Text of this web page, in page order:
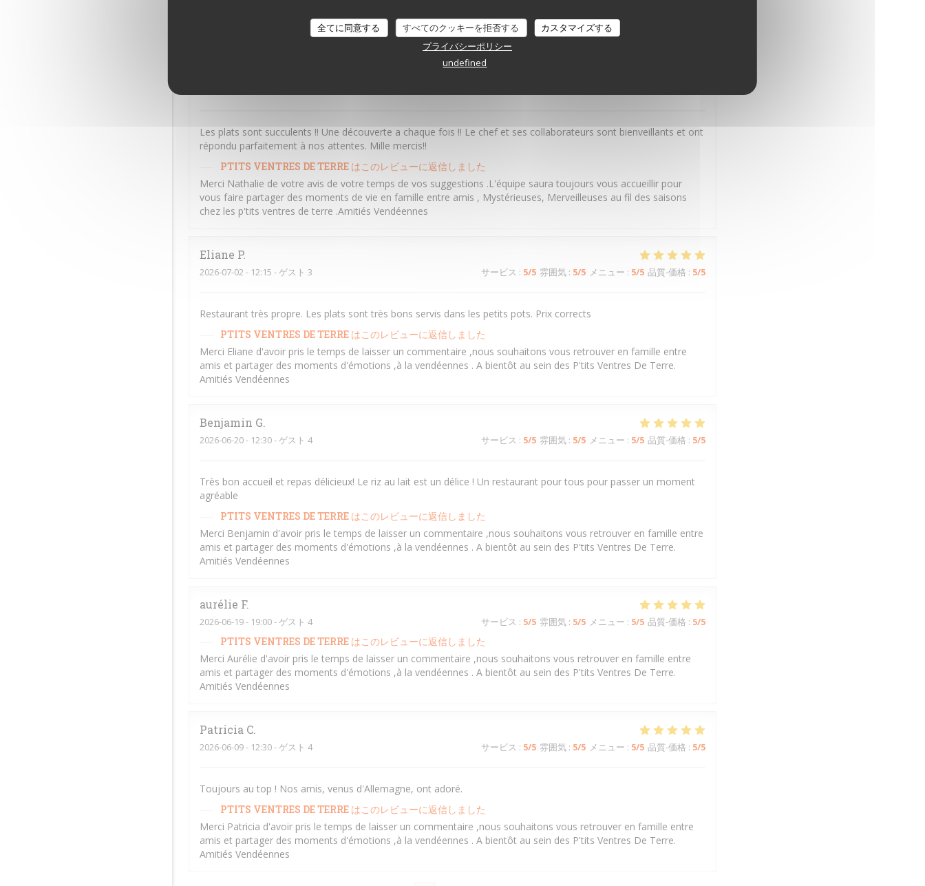
全てに同意する すべてのクッキーを拒否する
カスタマイズする
プライバシーポリシー
undefined
amis et partager des moments d'émotions ,à la vendéennes . A bientôt au sein des P'tits Ventres De Terre.
Les plats sont succulents !! Une découverte a chaque fois !! Le chef et ses collaborateurs sont bienveillants et ont
répondu parfaitement à nos attentes. Mille mercis!!
PTITS VENTRES DE TERRE はこのレビューに返信しました
Merci Nathalie de votre avis de votre temps de vos suggestions .L'équipe saura toujours vous accueillir pour
vous faire partager des moments de vie en famille entre amis , Mystérieuses, Merveilleuses au fil des saisons
chez les p'tits ventres de terre .Amitiés Vendéennes
Eliane P
2026-07-02 - 12:15 - ゲスト 3 サービス : 5/5 雰囲気: 5/5 メニュー : 5/5 品質-価格 : 5/5
Restaurant très propre. Les plats sont très bons servis dans les petits pots. Prix corrects
PTITS VENTRES DE TERRE はこのレビューに返信しました
Merci Eliane d'avoir pris le temps de laisser un commentaire ,nous souhaitons vous retrouver en famille entre
amis et partager des moments d'émotions ,à la vendéennes . A bientôt au sein des P'tits Ventres De Terre.
Amitiés Vendéennes
Benjamin G
2026-06-20- 12:30 - ゲスト 4 サービス : 5/5 雰囲気: 5/5 メニュー : 5/5 品質-価格 : 5/5
Très bon accueil et repas délicieux! Le riz au lait est un délice ! Un restaurant pour tous pour passer un moment
agréable
PTITS VENTRES DE TERRE はこのレビューに返信しました
Merci Benjamin d'avoir pris le temps de laisser un commentaire ,nous souhaitons vous retrouver en famille entre
amis et partager des moments d'émotions ,à la vendéennes . A bientôt au sein des P'tits Ventres De Terre.
Amitiés Vendéennes
aurélie F
2026-06-19- 19:00 - ゲスト 4 サービス : 5/5 雰囲気: 5/5 メニュー : 5/5 品質-価格 : 5/5
PTITS VENTRES DE TERRE はこのレビューに返信しました
Merci Aurélie d'avoir pris le temps de laisser un commentaire ,nous souhaitons vous retrouver en famille entre
amis et partager des moments d'émotions ,à la vendéennes . A bientôt au sein des P'tits Ventres De Terre.
Amitiés Vendéennes
Patricia C
2026-06-09- 12:30 - ゲスト 4 サービス : 5/5 雰囲気: 5/5 メニュー : 5/5 品質-価格 : 5/5
Toujours au top ! Nos amis, venus d'Allemagne, ont adoré.
PTITS VENTRES DE TERRE はこのレビューに返信しました
Merci Patricia d'avoir pris le temps de laisser un commentaire ,nous souhaitons vous retrouver en famille entre
amis et partager des moments d'émotions ,à la vendéennes . A bientôt au sein des P'tits Ventres De Terre.
Amitiés Vendéennes